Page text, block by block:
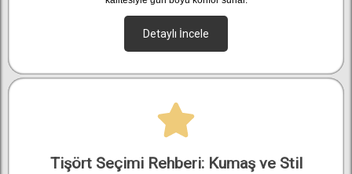
Detaylı İncele
Tişört Seçimi Rehberi: Kumaş ve Stil